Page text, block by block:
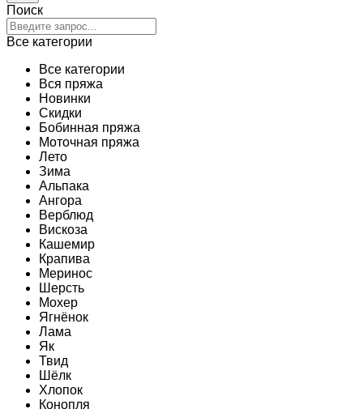
Поиск
Все категории
Все категории
Вся пряжа
Новинки
Скидки
Бобинная пряжа
Моточная пряжа
Лето
Зима
Альпака
Ангора
Верблюд
Вискоза
Кашемир
Крапива
Меринос
Шерсть
Мохер
Ягнёнок
Лама
Як
Твид
Шёлк
Хлопок
Конопля